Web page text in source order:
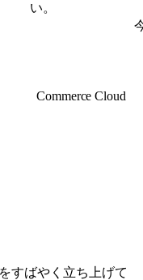
い。
Commerce Cloud
すばやく立ち上げて